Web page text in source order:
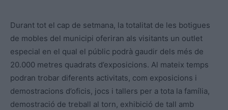
Durant tot el cap de setmana, la totalitat de les botigues
de mobles del municipi oferiran als visitants un outlet
especial en el qual el públic podrà gaudir dels més de
20.000 metres quadrats d’exposicions. Al mateix temps
podran trobar diferents activitats, com exposicions i
demostracions d’oficis, jocs i tallers per a tota la família,
demostració de treball al torn, exhibició de tall amb